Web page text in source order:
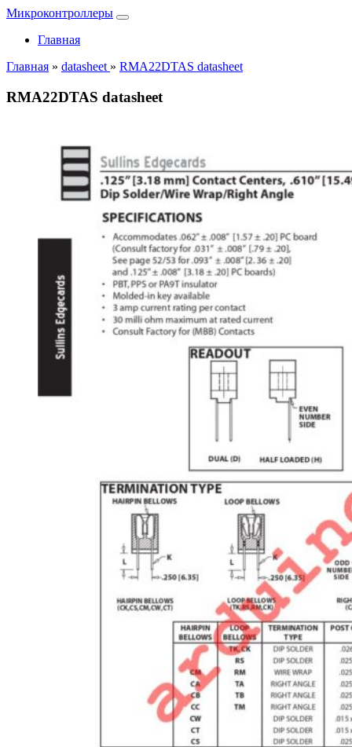
Микроконтроллеры
Главная
Главная » datasheet » RMA22DTAS datasheet
RMA22DTAS datasheet